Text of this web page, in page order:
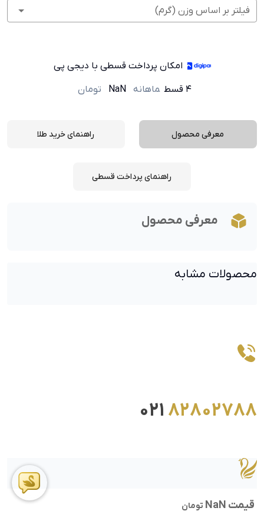
فیلتر بر اساس وزن (گرم)
امکان پرداخت قسطی با دیجی پی
۴ قسط
ماهانه NaN تومان
قیمت NaN تومان
معرفی محصول راهنمای خرید طلا
راهنمای پرداخت قسطی
معرفی محصول
محصولات مشابه
82802788
021